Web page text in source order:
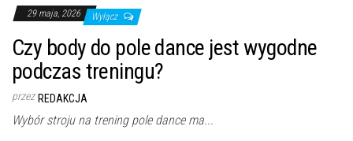
29 maja, 2026 Wyłącz
Czy body do pole dance jest wygodne
podczas treningu?
przez REDAKCJA
Wybór stroju na trening pole dance ma...